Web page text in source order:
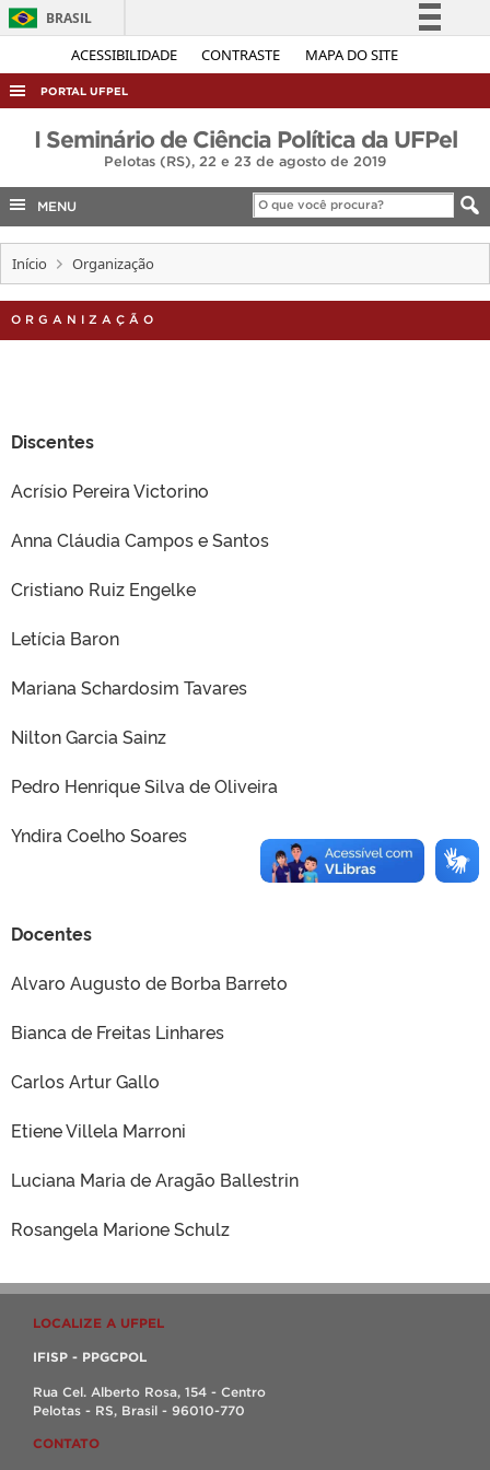
ACESSIBILIDADE CONTRASTE MAPA DO SITE
BRASIL
Simplifique!
Acesso à informação
Legislação
Canais
PORTAL UFPEL
ACESSO À INFORMAÇÃO
AUDITORIA
COBALTO
INTERNACIONAL
I Seminário de Ciência Política da UFPel
Pelotas (RS), 22 e 23 de agosto de 2019
MENU
Início Organização
ORGANIZAÇÃO
Discentes
Acrísio Pereira Victorino
Anna Cláudia Campos e Santos
Cristiano Ruiz Engelke
Letícia Baron
Mariana Schardosim Tavares
Nilton Garcia Sainz
Pedro Henrique Silva de Oliveira
Yndira Coelho Soares
Docentes
Alvaro Augusto de Borba Barreto
Bianca de Freitas Linhares
Carlos Artur Gallo
Etiene Villela Marroni
Luciana Maria de Aragão Ballestrin
Rosangela Marione Schulz
LOCALIZE A UFPEL
IFISP - PPGCPOL
Rua Cel. Alberto Rosa, 154 - Centro
Pelotas - RS, Brasil - 96010-770
CONTATO